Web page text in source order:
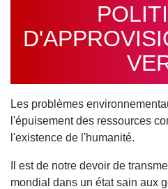
Les problèmes
l'épuisement des ressources
l'existence de l'humanité.
Il est de notre devoir de
mondial dans un état sain aux